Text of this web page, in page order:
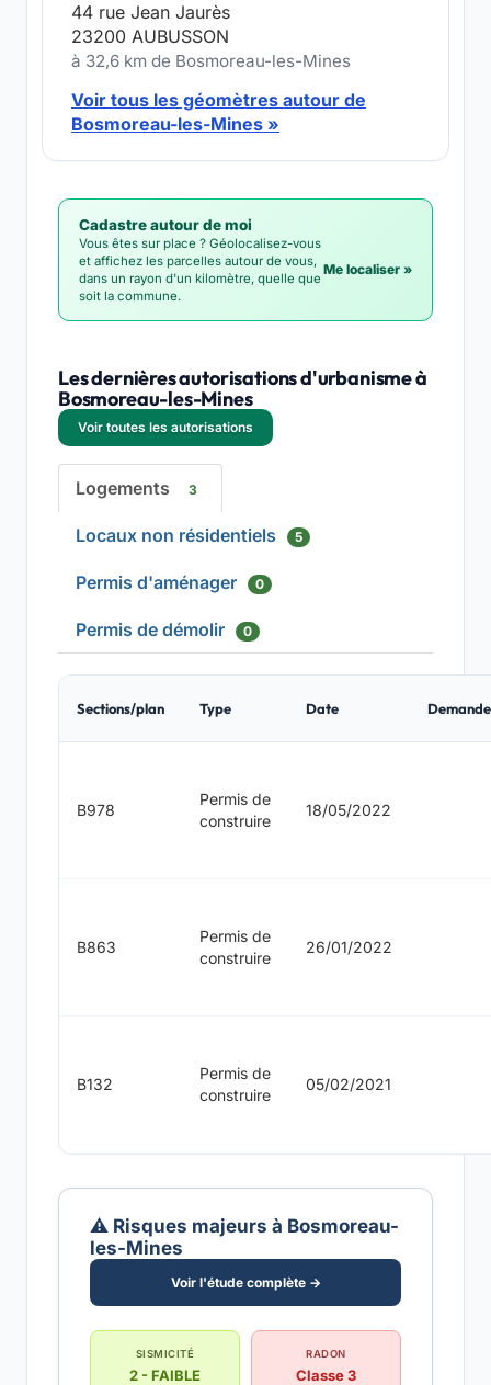
44 rue Jean Jaurès
23200 AUBUSSON
à 32,6 km de Bosmoreau-les-Mines
Voir tous les géomètres autour de
Bosmoreau-les-Mines »
Cadastre autour de moi
Vous êtes sur place ? Géolocalisez-vous
et affichez les parcelles autour de vous,
dans un rayon d'un kilomètre, quelle que
soit la commune.
Me localiser »
Les dernières autorisations d'urbanisme à
Bosmoreau-les-Mines
Voir toutes les autorisations
Logements 3
Locaux non résidentiels 5
Permis d'aménager 0
Permis de démolir 0
Sections/plan Type Date
B978
Permis de
construire
18/05/2022
B863
Permis de
construire
26/01/2022
B132
Permis de
construire
05/02/2021
⚠️ Risques majeurs à Bosmoreau-
les-Mines
Voir l'étude complète →
SISMICITÉ
2 - FAIBLE
RADON
Classe 3